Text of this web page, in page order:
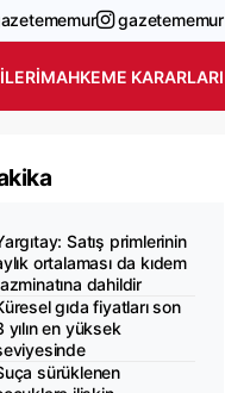
gazetememur
MAHKEME KARARLARI
Satış primlerinin
ortalaması da kıdem
dahildir
gıda fiyatları son
yılın en yüksek
sürüklenen